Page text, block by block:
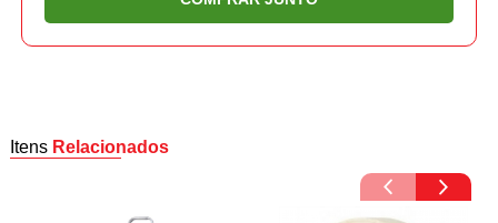
Itens Relacionados